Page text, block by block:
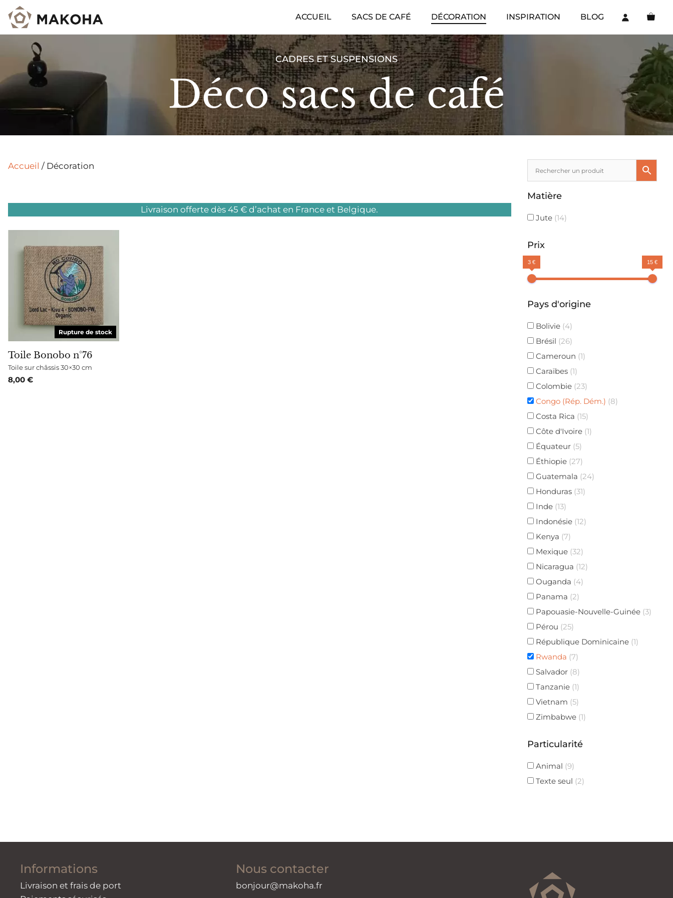
Aller
au
contenu
ACCUEIL SACS DE CAFÉ DÉCORATION INSPIRATION BLOG
CADRES ET SUSPENSIONS
Déco sacs de café
Accueil / Décoration
Livraison offerte dès 45 € d’achat en France et Belgique.
Rupture de stock
Toile Bonobo n°76
Toile sur châssis 30×30 cm
8,00 €
ME PRÉVENIR
Matière
Jute (14)
Prix
3 € 15 €
Pays d'origine
Bolivie (4)
Brésil (26)
Cameroun (1)
Caraïbes (1)
Colombie (23)
Congo (Rép. Dém.) (8)
Costa Rica (15)
Côte d'Ivoire (1)
Équateur (5)
Éthiopie (27)
Guatemala (24)
Honduras (31)
Inde (13)
Indonésie (12)
Kenya (7)
Mexique (32)
Nicaragua (12)
Ouganda (4)
Panama (2)
Papouasie-Nouvelle-Guinée (3)
Pérou (25)
République Dominicaine (1)
Rwanda (7)
Salvador (8)
Tanzanie (1)
Vietnam (5)
Zimbabwe (1)
Particularité
Animal (9)
Texte seul (2)
Informations
Livraison et frais de port
Nous contacter
bonjour@makoha.fr